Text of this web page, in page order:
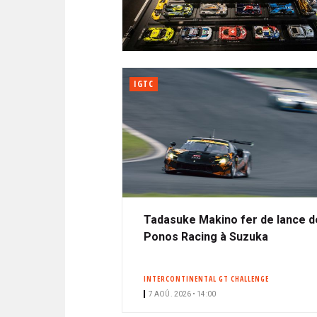
I
P
A
N
IGTC
Tadasuke Makino fer de lance
Ponos Racing à Suzuka
INTERCONTINENTAL GT CHALLENGE
7 AOÛ. 2026 • 14:00